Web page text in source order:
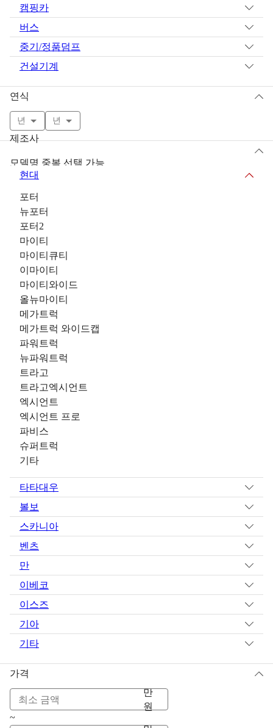
캠핑카
버스
중기/정품덤프
건설기계
연식
년 년
제조사
모델명 중복 선택 가능
현대
포터
뉴포터
포터2
마이티
마이티큐티
이마이티
마이티와이드
올뉴마이티
메가트럭
메가트럭 와이드캡
파워트럭
뉴파워트럭
트라고
트라고엑시언트
엑시언트
엑시언트 프로
파비스
슈퍼트럭
기타
타타대우
볼보
스카니아
벤츠
만
이베코
이스즈
기아
기타
가격
만
원
~